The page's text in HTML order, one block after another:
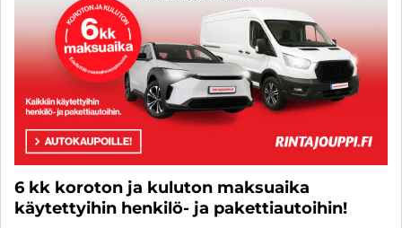
6 kk koroton ja kuluton maksuaika
käytettyihin henkilö- ja pakettiautoihin!